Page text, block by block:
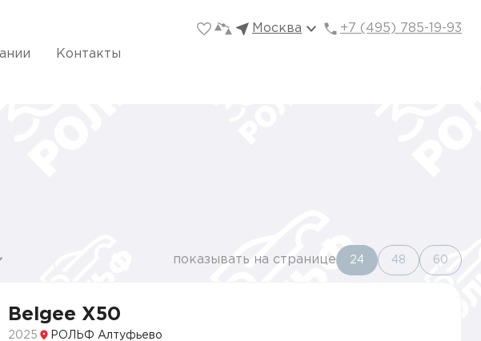
Москва +7 (495) 785-19-93
Контакты
показывать на странице 24 48 60
Belgee X50
2025 РОЛЬФ Алтуфьево